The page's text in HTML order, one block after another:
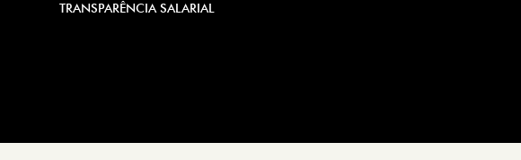
TRANSPARÊNCIA SALARIAL